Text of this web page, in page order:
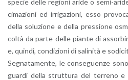
spe­cie delle re­gio­ni aride o se­mi-
ci­ma­zio­ni ed ir­ri­ga­zio­ni, esso
della so­lu­zio­ne e della pres­sio­ne
col­tà da parte delle pian­te di
e, quin­di, con­di­zio­ni di sa­li­ni­tà e
Se­gna­ta­men­te, le con­se­guen­ze
guar­di della strut­tu­ra del ter­re­no e